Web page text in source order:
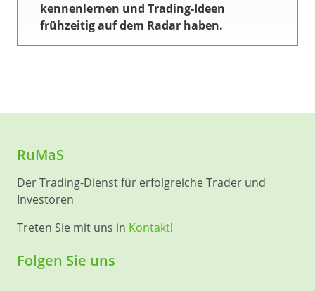
kennenlernen und Trading-Ideen
frühzeitig auf dem Radar haben.
RuMaS
Der Trading-Dienst für erfolgreiche Trader und
Investoren
Treten Sie mit uns in Kontakt!
Folgen Sie uns